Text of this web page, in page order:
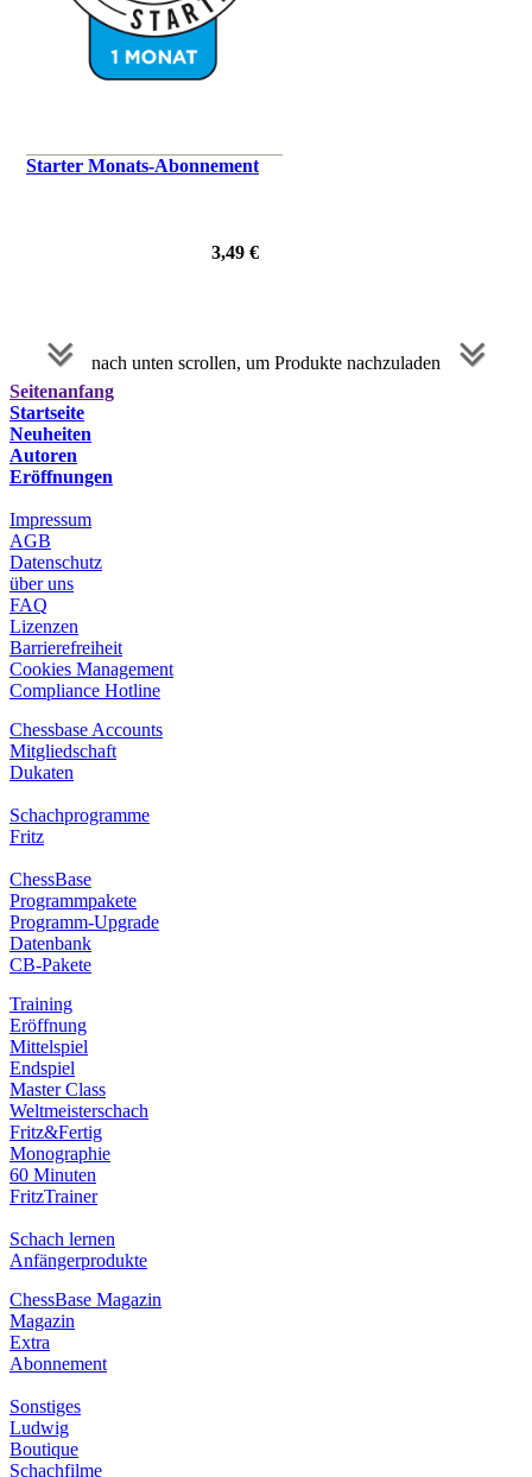
Starter Monats-Abonnement
3,49 €
nach unten scrollen, um Produkte nachzuladen
Seitenanfang
Startseite
Neuheiten
Autoren
Eröffnungen
Impressum
AGB
Datenschutz
über uns
FAQ
Lizenzen
Barrierefreiheit
Cookies Management
Compliance Hotline
Chessbase Accounts
Mitgliedschaft
Dukaten
Schachprogramme
Fritz
ChessBase
Programmpakete
Programm-Upgrade
Datenbank
CB-Pakete
Training
Eröffnung
Mittelspiel
Endspiel
Master Class
Weltmeisterschach
Fritz&Fertig
Monographie
60 Minuten
FritzTrainer
Schach lernen
Anfängerprodukte
ChessBase Magazin
Magazin
Extra
Abonnement
Sonstiges
Ludwig
Boutique
Schachfilme